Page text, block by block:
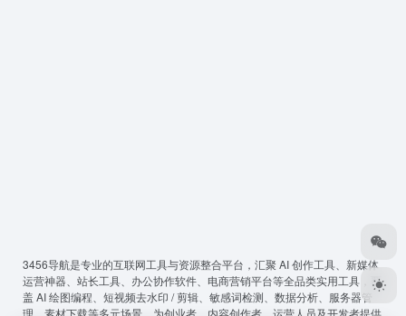
3456导航是专业的互联网工具与资源整合平台，汇聚 AI 创作工具、新媒体
运营神器、站长工具、办公协作软件、电商营销平台等全品类实用工具，覆
盖 AI 绘图编程、短视频去水印 / 剪辑、敏感词检测、数据分析、服务器管
理、素材下载等多元场景，为创业者、内容创作者、运营人员及开发者提供